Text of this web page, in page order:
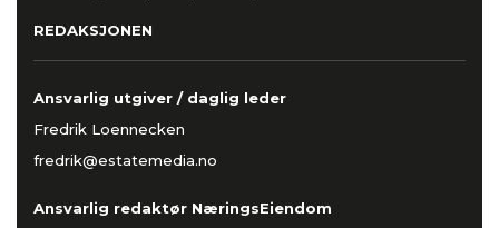
REDAKSJONEN
Ansvarlig utgiver / daglig leder
Fredrik Loennecken
fredrik@estatemedia.no
Ansvarlig redaktør NæringsEiendom